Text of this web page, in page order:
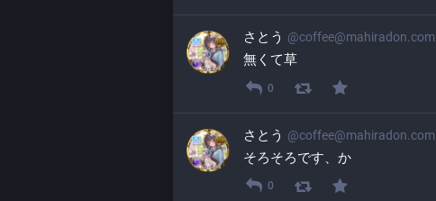
さとう @coffee@mahiradon.com
無くて草
0
さとう @coffee@mahiradon.com
そろそろです、か
0